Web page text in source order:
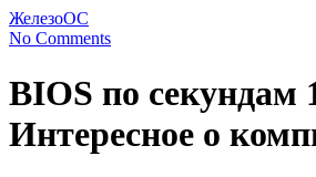
ЖелезоОС
No Comments
BIOS по секундам
Интересное о